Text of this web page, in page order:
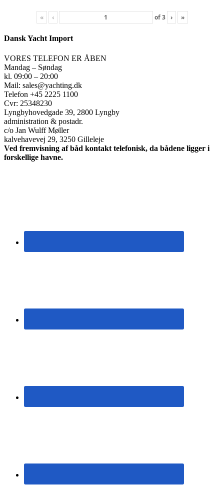
« ‹ of3 › »
Dansk Yacht Import
VORES TELEFON ER ÅBEN
Mandag – Søndag
kl. 09:00 – 20:00
Mail: sales@yachting.dk
Telefon +45 2225 1100
Cvr: 25348230
Lyngbyhovedgade 39, 2800 Lyngby
administration & postadr.
c/o Jan Wulff Møller
kalvehavevej 29, 3250 Gilleleje
Ved fremvisning af båd kontakt telefonisk, da bådene ligger i
forskellige havne.